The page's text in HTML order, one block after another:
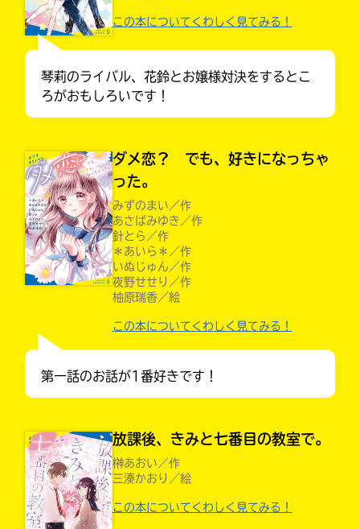
この本についてくわしく見てみる！
琴莉のライバル、花鈴とお嬢様対決をするとこ
ろがおもしろいです！
ダメ恋？ でも、好きになっちゃ
った。
みずのまい／作
あさばみゆき／作
針とら／作
＊あいら＊／作
いぬじゅん／作
夜野せせり／作
柚原瑞香／絵
この本についてくわしく見てみる！
第一話のお話が1番好きです！
放課後、きみと七番目の教室で。
榊あおい／作
三湊かおり／絵
この本についてくわしく見てみる！